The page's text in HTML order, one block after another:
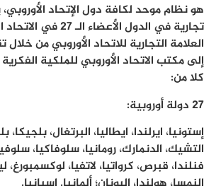
هو نظام موحد لكافة دول الإتحاد
تجارية في الدول
العلامة التجارية للاتحاد الأوروبي من
كلا من:
27 دولة أوروبية:
إستونيا، ايرلندا، ايطاليا، البرتغال، بلجيكا،
التشيك، الدنمارك، رومانيا، سلوفاكيا،
فنلندا، قبرص، كرواتيا، لاتفيا، لوكسمبورغ،